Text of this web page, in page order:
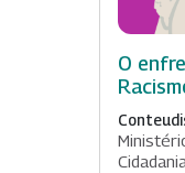
O
Cidadania